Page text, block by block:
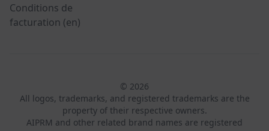
Conditions de
facturation (en)
© 2026
All logos, trademarks, and registered trademarks are the
property of their respective owners.
AIPRM and other related brand names are registered